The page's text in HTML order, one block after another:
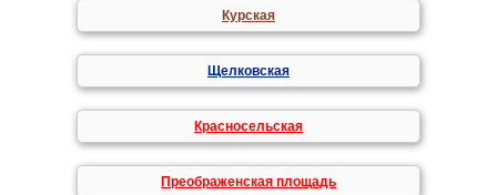
Курская
Щелковская
Красносельская
Преображенская площадь